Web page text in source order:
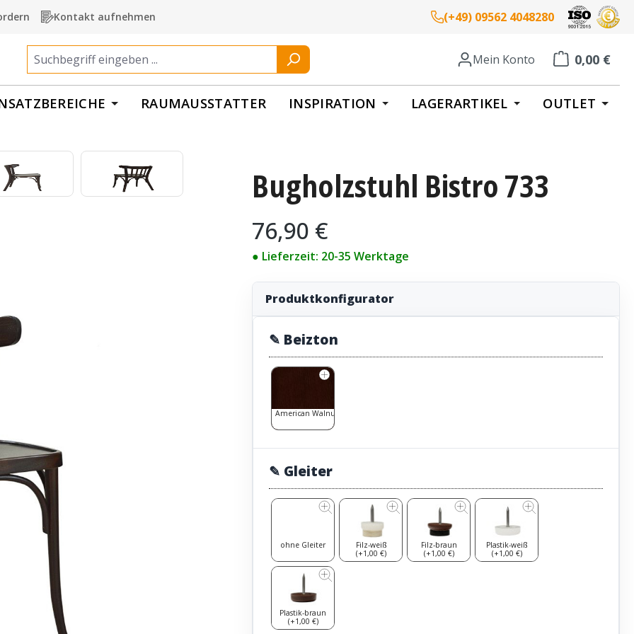
Kontakt aufnehmen (+49) 09562 4048280
Mein Konto 0,00 €
Warenkorb
RAUMAUSSTATTER INSPIRATION LAGERARTIKEL OUTLET
Bugholzstuhl Bistro 733
Regulärer Preis:
76,90 €
● Lieferzeit: 20-35 Werktage
Produktkonfigurator
✎ Beizton
American Walnut
✎ Gleiter
ohne Gleiter
Filz-weiß
(+1,00 €)
Filz-braun
(+1,00 €)
Plastik-weiß
(+1,00 €)
Plastik-braun
(+1,00 €)